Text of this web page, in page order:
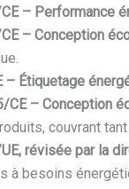
– Performance
– Conception
– Étiquetage
– Conception
couvrant
révisée par la
à besoins